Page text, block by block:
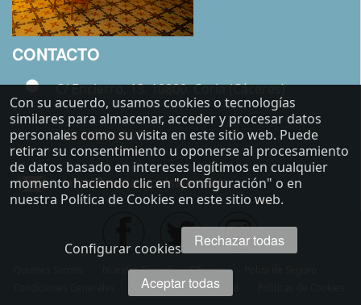
CONTACTO
C/ Encierro, 13. 10800. Coria (Cáceres)
+34 927 500 783
carlos@costasypaisajes.com
Nuestro Equipo Oficinas
Aviso Legal y Privacidad
Con su acuerdo, usamos cookies o tecnologías
similares para almacenar, acceder y procesar datos
personales como su visita en este sitio web. Puede
retirar su consentimiento u oponerse al procesamiento
de datos basado en intereses legítimos en cualquier
momento haciendo clic en "Configuración" o en
nuestra Política de Cookies en este sitio web.
Configurar cookies Rechazar todas
Aceptar todas